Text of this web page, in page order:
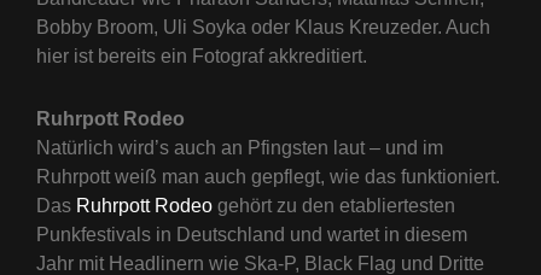
Bobby Broom, Uli Soyka oder Klaus Kreuzeder. Auch
hier ist bereits ein Fotograf akkreditiert.
Ruhrpott Rodeo
Natürlich wird’s auch an Pfingsten laut – und im
Ruhrpott weiß man auch gepflegt, wie das funktioniert.
Das Ruhrpott Rodeo gehört zu den etabliertesten
Punkfestivals in Deutschland und wartet in diesem
Jahr mit Headlinern wie Ska-P, Black Flag und Dritte